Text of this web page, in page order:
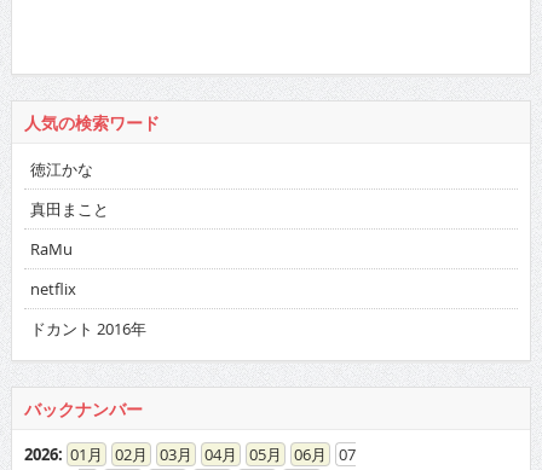
人気の検索ワード
徳江かな
真田まこと
RaMu
netflix
ドカント 2016年
バックナンバー
2026: 01 02 03 04 05 06
07